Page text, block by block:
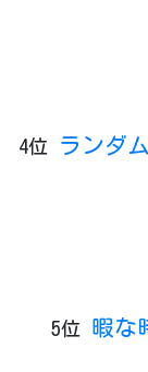
4位
ランダ
5位 暇な